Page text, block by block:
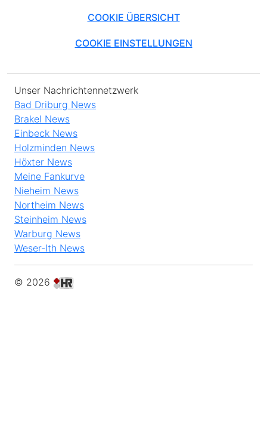
COOKIE ÜBERSICHT
COOKIE EINSTELLUNGEN
Unser Nachrichtennetzwerk
Bad Driburg News
Brakel News
Einbeck News
Holzminden News
Höxter News
Meine Fankurve
Nieheim News
Northeim News
Steinheim News
Warburg News
Weser-Ith News
© 2026